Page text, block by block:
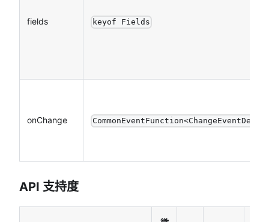
fields keyof Fields
onChange
API 支持度